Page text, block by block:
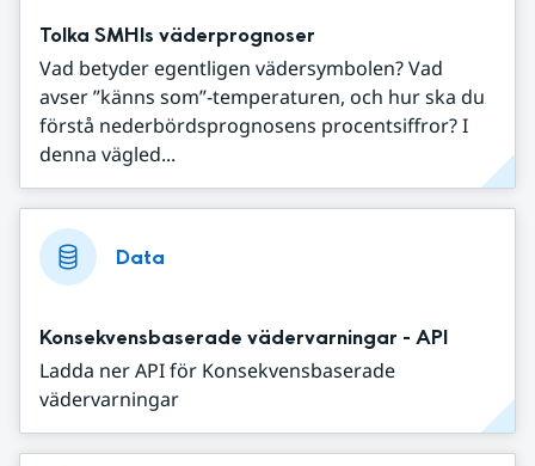
Tolka SMHIs väderprognoser
Vad betyder egentligen vädersymbolen? Vad
avser ”känns som”-temperaturen, och hur ska du
förstå nederbördsprognosens procentsiffror? I
denna vägled...
Data
Konsekvensbaserade vädervarningar - API
Ladda ner API för Konsekvensbaserade
vädervarningar